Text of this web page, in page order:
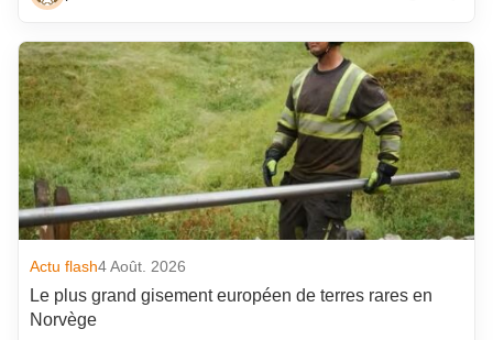
Actu flash4 Août. 2026
Le plus grand gisement européen de terres rares en
Norvège